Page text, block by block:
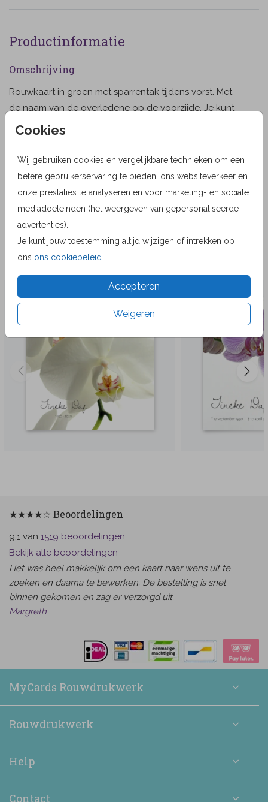
Cookies
Wij gebruiken cookies en vergelijkbare technieken om een
betere gebruikerservaring te bieden, ons websiteverkeer en
onze prestaties te analyseren en voor marketing- en sociale
mediadoeleinden (het weergeven van gepersonaliseerde
advertenties).
Je kunt jouw toestemming altijd wijzigen of intrekken op
ons ons cookiebeleid
Accepteren
Weigeren
Productinformatie
Omschrijving
Rouwkaart in groen met sparrentak tijdens vorst. Met
de naam van de overledene op de voorzijde. Je kunt
deze kaart helemaal naar je eigen smaak aanpassen.
Designer
MyCards Design
Collectie
★★★★☆ Beoordelingen
9.1 van 1519 beoordelingen
Bekijk alle beoordelingen
Het was heel makkelijk om een kaart naar wens uit te
zoeken en daarna te bewerken. De bestelling is snel
binnen gekomen en zag er verzorgd uit.
Margreth
MyCards Rouwdrukwerk
Rouwdrukwerk
Help
Contact